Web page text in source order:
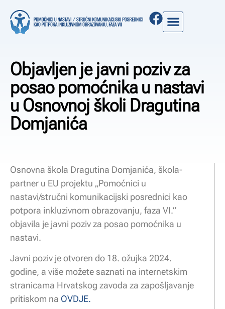
Objavljen je javni poziv za
posao pomoćnika u nastavi
u Osnovnoj školi Dragutina
Domjanića
Osnovna škola Dragutina Domjanića, škola-
partner u EU projektu „Pomoćnici u
nastavi/stručni komunikacijski posrednici kao
potpora inkluzivnom obrazovanju, faza VI.”
objavila je javni poziv za posao pomoćnika u
nastavi.
Javni poziv je otvoren do 18. ožujka 2024.
godine, a više možete saznati na internetskim
stranicama Hrvatskog zavoda za zapošljavanje
pritiskom na OVDJE.